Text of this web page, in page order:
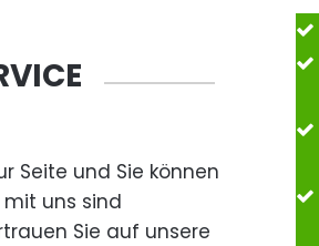
Seite und Sie können
uns sind
Sie auf unsere